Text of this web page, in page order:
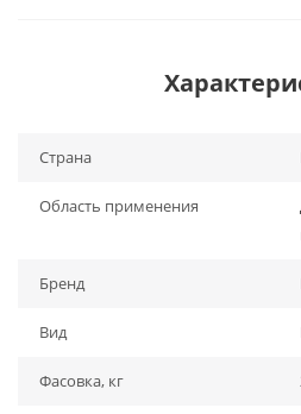
Страна
Область применения
Бренд
Вид
Фасовка, кг